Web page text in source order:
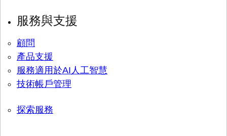
服務與支援
顧問
產品支援
服務適用於AI人工智慧
技術帳戶管理
探索服務